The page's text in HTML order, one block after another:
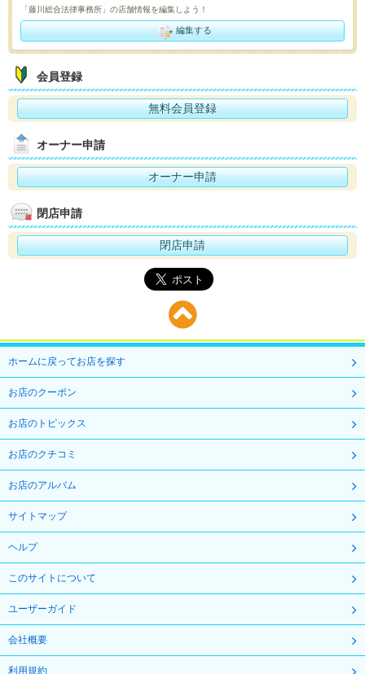
「藤川総合法律事務所」の店舗情報を編集しよう！
編集する
会員登録
無料会員登録
オーナー申請
オーナー申請
閉店申請
閉店申請
ホームに戻ってお店を探す
お店のクーポン
お店のトピックス
お店のクチコミ
お店のアルバム
サイトマップ
ヘルプ
このサイトについて
ユーザーガイド
会社概要
利用規約